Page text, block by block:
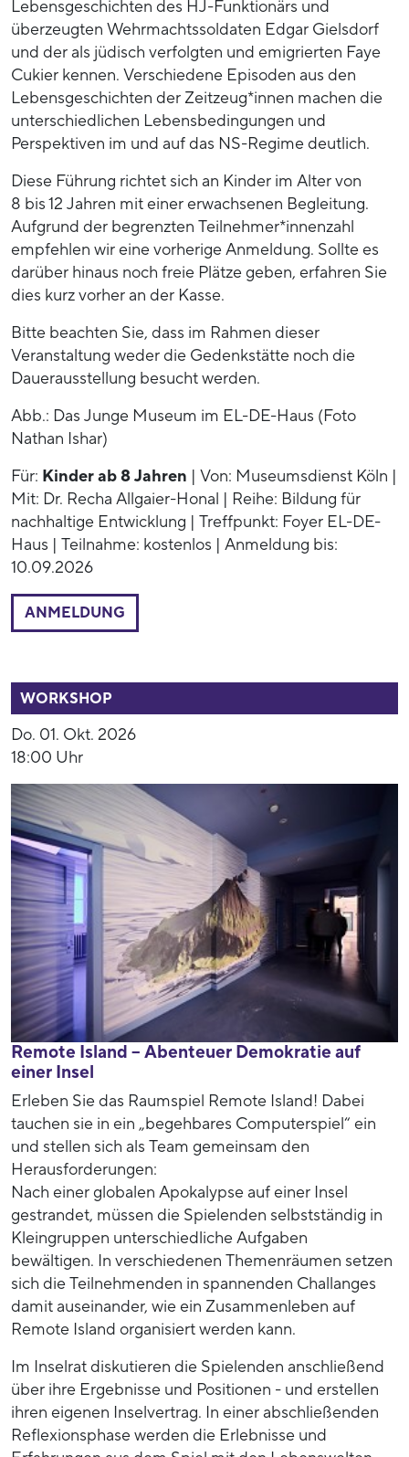
Lebensgeschichten des HJ-Funktionärs und
überzeugten Wehrmachtssoldaten Edgar Gielsdorf
und der als jüdisch verfolgten und emigrierten Faye
Cukier kennen. Verschiedene Episoden aus den
Lebensgeschichten der Zeitzeug*innen machen die
unterschiedlichen Lebensbedingungen und
Perspektiven im und auf das NS-Regime deutlich.
Diese Führung richtet sich an Kinder im Alter von
8 bis 12 Jahren mit einer erwachsenen Begleitung.
Aufgrund der begrenzten Teilnehmer*innenzahl
empfehlen wir eine vorherige Anmeldung. Sollte es
darüber hinaus noch freie Plätze geben, erfahren Sie
dies kurz vorher an der Kasse.
Bitte beachten Sie, dass im Rahmen dieser
Veranstaltung weder die Gedenkstätte noch die
Dauerausstellung besucht werden.
Abb.: Das Junge Museum im EL-DE-Haus (Foto
Nathan Ishar)
Für: Kinder ab 8 Jahren | Von: Museumsdienst Köln |
Mit: Dr. Recha Allgaier-Honal | Reihe: Bildung für
nachhaltige Entwicklung | Treffpunkt: Foyer EL-DE-
Haus | Teilnahme: kostenlos | Anmeldung bis:
10.09.2026
ANMELDUNG
WORKSHOP
Do. 01. Okt. 2026
18:00 Uhr
Remote Island – Abenteuer Demokratie auf
einer Insel
Erleben Sie das Raumspiel Remote Island! Dabei
tauchen sie in ein „begehbares Computerspiel“ ein
und stellen sich als Team gemeinsam den
Herausforderungen:
Nach einer globalen Apokalypse auf einer Insel
gestrandet, müssen die Spielenden selbstständig in
Kleingruppen unterschiedliche Aufgaben
bewältigen. In verschiedenen Themenräumen setzen
sich die Teilnehmenden in spannenden Challanges
damit auseinander, wie ein Zusammenleben auf
Remote Island organisiert werden kann.
Im Inselrat diskutieren die Spielenden anschließend
über ihre Ergebnisse und Positionen - und erstellen
ihren eigenen Inselvertrag. In einer abschließenden
Reflexionsphase werden die Erlebnisse und